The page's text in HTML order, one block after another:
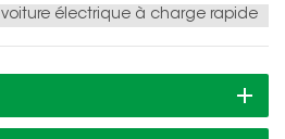
voiture électrique à charge rapide